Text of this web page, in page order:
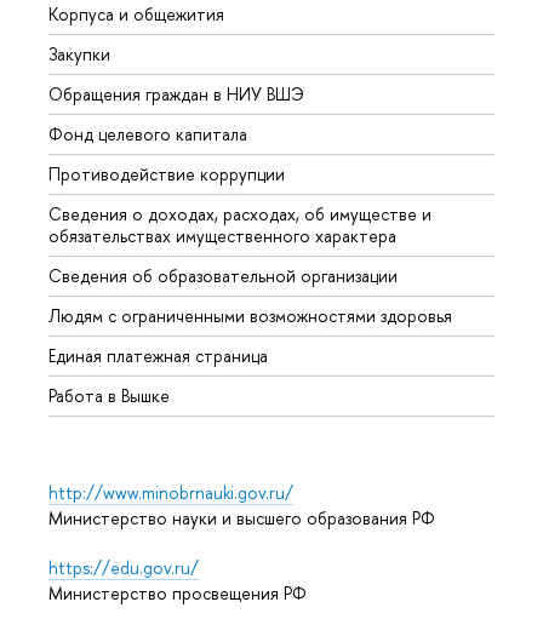
Корпуса и общежития
Закупки
Обращения граждан в НИУ ВШЭ
Фонд целевого капитала
Противодействие коррупции
Сведения о доходах, расходах, об имуществе и
обязательствах имущественного характера
Сведения об образовательной организации
Людям с ограниченными возможностями здоровья
Единая платежная страница
Работа в Вышке
http://www.minobrnauki.gov.ru/
Министерство науки и высшего образования РФ
https://edu.gov.ru/
Министерство просвещения РФ